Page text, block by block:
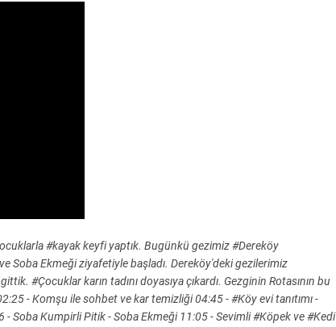
#kayak keyfi yaptık. Bugünkü gezimiz #Dereköy
Soba Ekmeği ziyafetiyle başladı. Dereköy'deki gezilerimiz
#Çocuklar karın tadını doyasıya çıkardı. Gezginin Rotasının bu
- Komşu ile sohbet ve kar temizliği 04:45 - #Köy evi tanıtımı -
Soba Kumpirli Pitik - Soba Ekmeği 11:05 - Sevimli #Köpek ve #Kedi